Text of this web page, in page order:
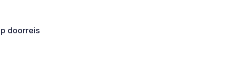
doorreis